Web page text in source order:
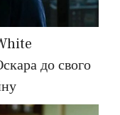
до свого